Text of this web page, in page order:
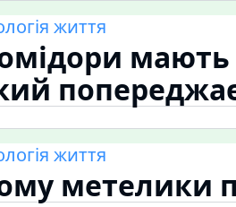
життя
мають
життя
метелики